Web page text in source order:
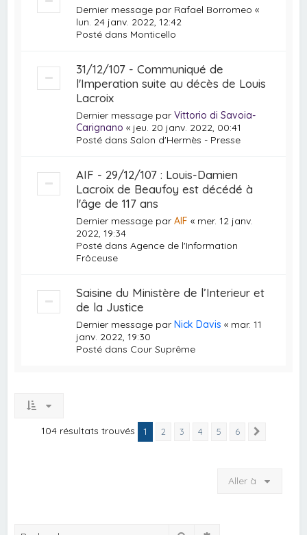
Dernier message par Rafael Borromeo «
lun. 24 janv. 2022, 12:42
Posté dans Monticello
31/12/107 - Communiqué de
l'Imperation suite au décès de Louis
Lacroix
Dernier message parVittorio di Savoia-
Carignano « jeu. 20 janv. 2022, 00:41
Posté dansSalon d'Hermès - Presse
AIF - 29/12/107 : Louis-Damien
Lacroix de Beaufoy est décédé à
l'âge de 117 ans
Dernier message parAIF « mer. 12 janv.
2022, 19:34
Posté dansAgence de l'Information
Frôceuse
Saisine du Ministère de l’Interieur et
de la Justice
Dernier message parNick Davis « mar. 11
janv. 2022, 19:30
Posté dans Cour Suprême
104 résultats trouvés 1 2 3 4 5 6
Aller à